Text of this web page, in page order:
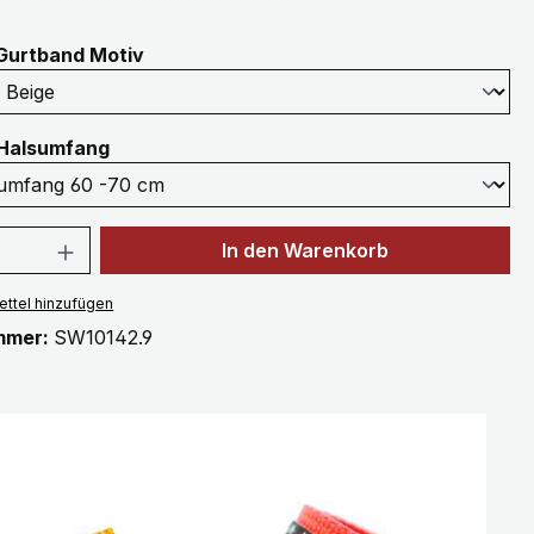
Motivauswählen
auswählen
Anzahl: Gib den gewünschten Wert
In den Warenkorb
hinzufügen
SW10142.9